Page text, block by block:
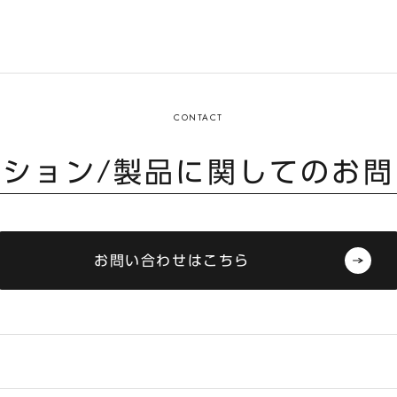
ョン/製品に関してのお
お問い合わせはこちら